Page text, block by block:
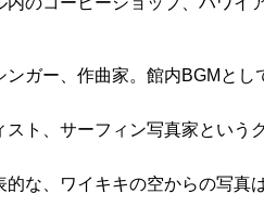
ガー、作曲家。館内BGMとし
ト、サーフィン写真家という
な、ワイキキの空からの写真